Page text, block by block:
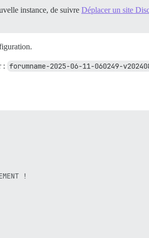
15/man/man1/psql.1.gz because
instance, de suivre Déplacer un site
: forumname-2025-06-11-060249-
!